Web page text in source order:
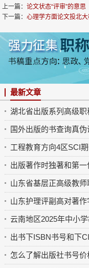
上一篇：论文状态“评审”的意思
下一篇：心理学方面论文投北
最新文章
湖北省出版系列高级
国外出版的书查询真伪
工程教育方向4区SCI
出版著作时独著和第
山东省基层正高级教
山东护理评副高对著
云南地区2025年中小
出书下ISBN书号和下
怎么了解出版社书号价